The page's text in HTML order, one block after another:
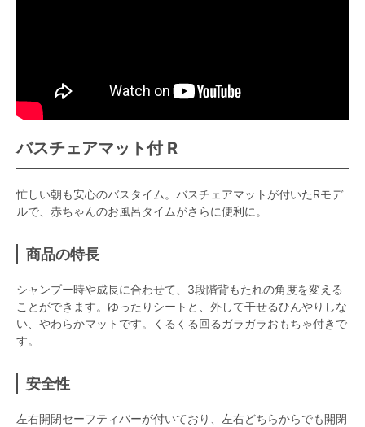
バスチェアマット付 R
忙しい朝も安心のバスタイム。バスチェアマットが付いたRモデ
ルで、赤ちゃんのお風呂タイムがさらに便利に。
商品の特長
シャンプー時や成長に合わせて、3段階背もたれの角度を変える
ことができます。ゆったりシートと、外して干せるひんやりしな
い、やわらかマットです。くるくる回るガラガラおもちゃ付きで
す。
安全性
左右開閉セーフティバーが付いており、左右どちらからでも開閉